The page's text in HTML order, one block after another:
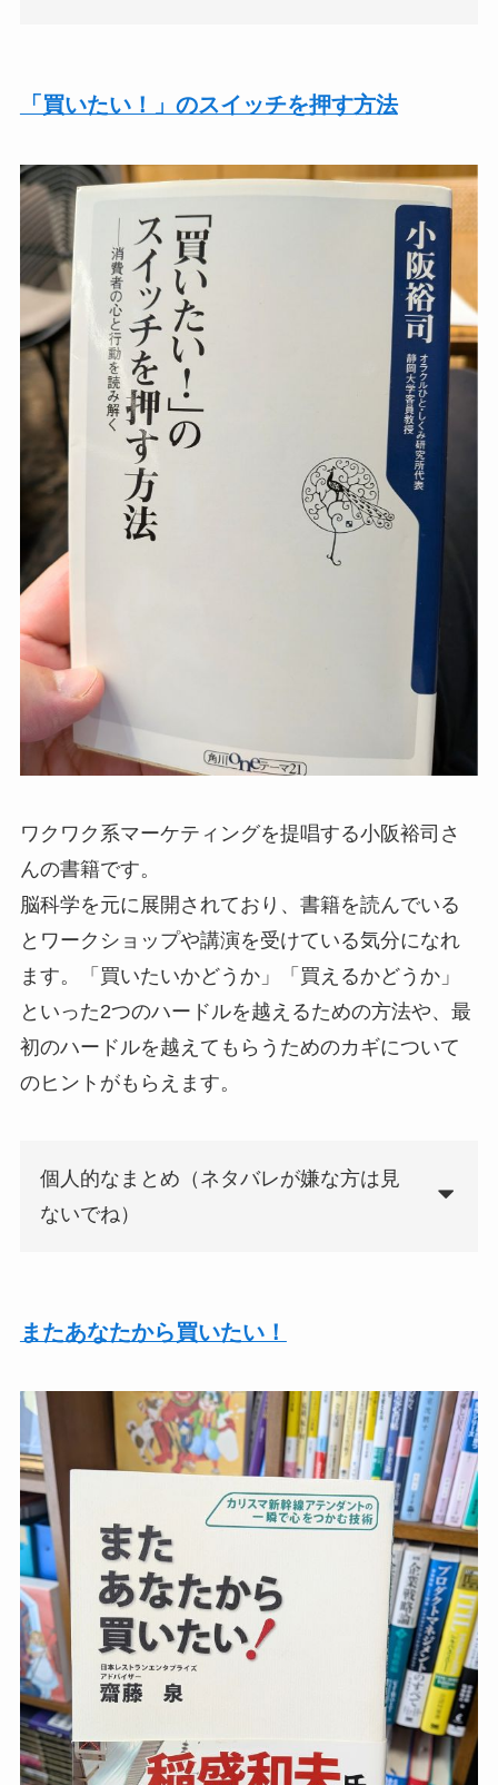
「買いたい！」のスイッチを押す方法
ワクワク系マーケティングを提唱する小阪裕司さ
んの書籍です。
脳科学を元に展開されており、書籍を読んでいる
とワークショップや講演を受けている気分になれ
ます。「買いたいかどうか」「買えるかどうか」
といった2つのハードルを越えるための方法や、最
初のハードルを越えてもらうためのカギについて
のヒントがもらえます。
個人的なまとめ（ネタバレが嫌な方は見
ないでね）
またあなたから買いたい！